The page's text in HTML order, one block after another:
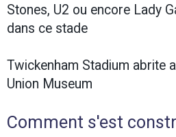
Stones, U2 ou encore Lady
dans ce stade
Twickenham Stadium abrite
Union Museum
Comment s'est